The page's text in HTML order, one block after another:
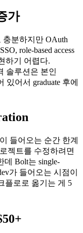
가
충분하지만 OAuth
role-based access
하기 어렵다.
솔루션은 본인
어서 graduate 후에
들어오는 순간 한계
젝트를 수정하려면
데 Bolt는 single-
가 들어오는 시점이
플로로 옮기는 게 5